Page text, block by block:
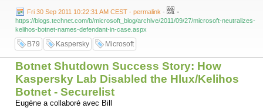
Fri 30 Sep 2011 10:22:31 AM CEST - permalink - -
https://blogs.technet.com/b/microsoft_blog/archive/2011/09/27/microsoft-neutralizes-
kelihos-botnet-names-defendant-in-case.aspx
B79 Kaspersky Microsoft
Botnet Shutdown Success Story: How
Kaspersky Lab Disabled the Hlux/Kelihos
Botnet - Securelist
Eugène a collaboré avec Bill